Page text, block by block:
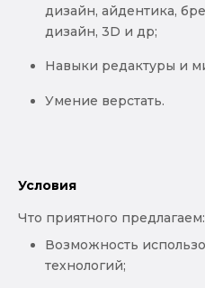
дизайн, айдентика,
дизайн, 3D и др;
Навыки редактуры и
Умение верстать.
Условия
Что приятного предлагаем:
Возможность
технологий;